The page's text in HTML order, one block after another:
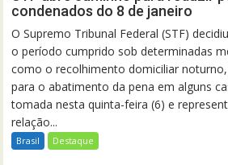
condenados do 8 de janeiro
O Supremo Tribunal Federal (STF)
o período cumprido sob determinadas
como o recolhimento domiciliar
para o abatimento da pena em alguns
tomada nesta quinta-feira (6) e
relação...
Brasil Destaque